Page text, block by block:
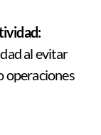
al evitar
operaciones